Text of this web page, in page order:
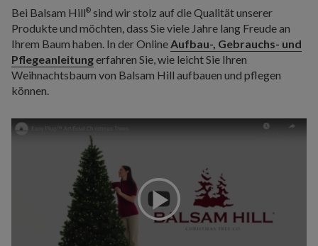
Bei Balsam Hill® sind wir stolz auf die Qualität unserer
Produkte und möchten, dass Sie viele Jahre lang Freude an
Ihrem Baum haben. In der OnlineAufbau-, Gebrauchs- und
Pflegeanleitungerfahren Sie, wie leicht Sie Ihren
Weihnachtsbaum von Balsam Hill aufbauen und pflegen
können.